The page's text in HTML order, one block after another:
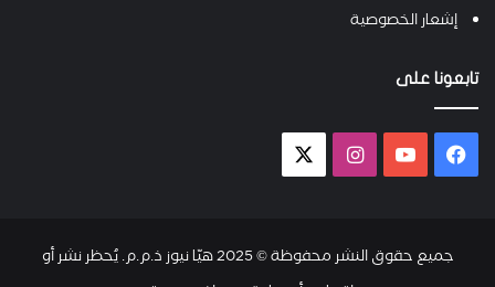
إشعار الخصوصية
تابعونا على
فيسبوك يوتيوب انستقرام
جميع حقوق النشر محفوظة © 2025 هيّا نيوز ذ.م.م. يُحظر نشر أو